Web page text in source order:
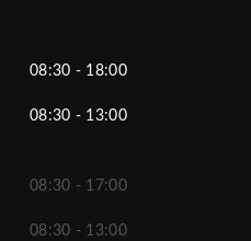
08:30 - 18:00
08:30 - 13:00
08:30 - 17:00
08:30 - 13:00